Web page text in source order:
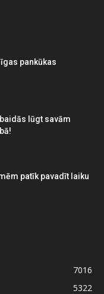
pankūkas
lūgt savām
patīk pavadīt laiku
7016
5322